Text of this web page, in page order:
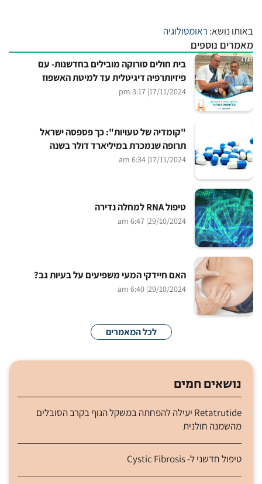
באותו נושא: ראומטולוגיה
מאמרים נוספים
בית חולים סורוקה מובילים בחדשנות- עם
פיזיותרפיה דיגיטלית עד למיטת האשפוז
17/11/2024
| 3:17 pm
"קומדיה של טעויות": כך פספסה ישראל
תרופה שנמכרת במיליארד דולר בשנה
17/11/2024
| 6:34 am
טיפול RNA למחלה נדירה
29/10/2024
| 6:47 am
האם חיידקי המעי משפיעים על בעיות גב?
29/10/2024
| 6:40 am
לכל המאמרים
נושאים חמים
Retatrutide יעילה להפחתה במשקל הגוף בקרב הסובלים
מהשמנה חולנית
טיפול חדשני ל- Cystic Fibrosis